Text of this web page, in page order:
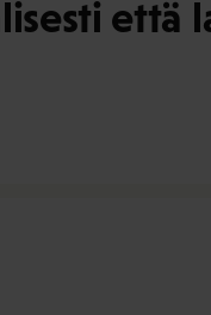
että